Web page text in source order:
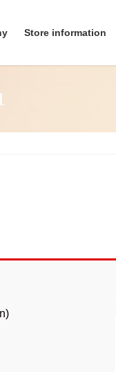
Store information